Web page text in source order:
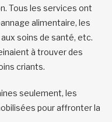
Tous les services ont
alimentaire, les
soins de santé, etc.
à trouver des
criants.
seulement, les
pour affronter la